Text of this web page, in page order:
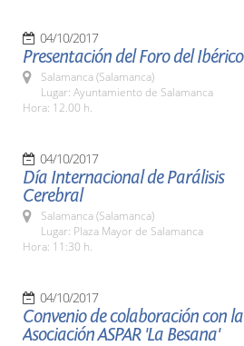
04/10/2017
Presentación del Foro del Ibérico
Salamanca (Salamanca)
Lugar: Ayuntamiento de Salamanca
Hora: 12.00 h.
04/10/2017
Día Internacional de Parálisis
Cerebral
Salamanca (Salamanca)
Lugar: Plaza Mayor de Salamanca
Hora: 11:30 h.
04/10/2017
Convenio de colaboración con la
Asociación ASPAR 'La Besana'